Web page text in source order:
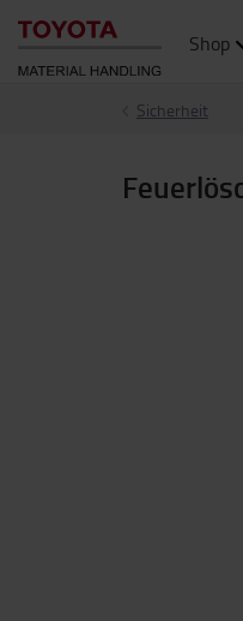
Shop
Sicherheit